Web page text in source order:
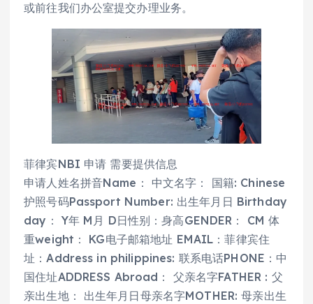
或前往我们办公室提交办理业务。
菲律宾NBI 申请 需要提供信息
申请人姓名拼音Name： 中文名字： 国籍: Chinese
护照号码Passport Number: 出生年月日 Birthday
day： Y年 M月 D日性别：身高GENDER： CM 体
重weight： KG电子邮箱地址 EMAIL：菲律宾住
址：Address in philippines: 联系电话PHONE：中
国住址ADDRESS Abroad： 父亲名字FATHER : 父
亲出生地： 出生年月日母亲名字MOTHER: 母亲出生